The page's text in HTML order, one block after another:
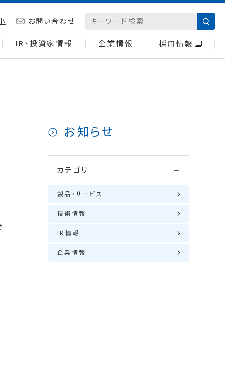
お問い合わせ
IR・投資家情報 企業情報 採用情報
お知らせ
カテゴリ
製品・サービス
技術情報
IR情報
企業情報